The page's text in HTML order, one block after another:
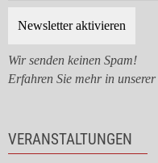
Wir senden keinen Spam!
Erfahren Sie mehr in unserer
VERANSTALTUNGEN